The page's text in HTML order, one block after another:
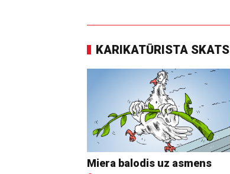
KARIKATŪRISTA SKATS
Miera balodis uz asmens